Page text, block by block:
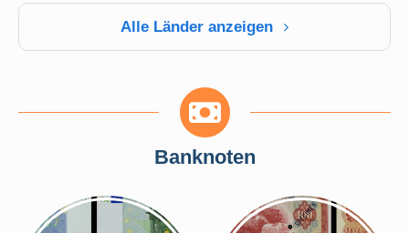
Alle Länder anzeigen
Banknoten